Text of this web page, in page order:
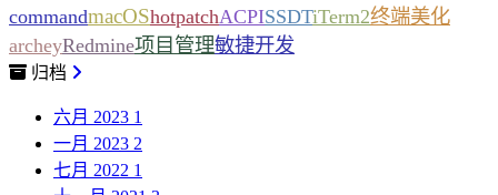
commandmacOShotpatchACPISSDTiTerm2终端美化
archeyRedmine项目管理敏捷开发
归档
六月 2023 1
一月 2023 2
七月 2022 1